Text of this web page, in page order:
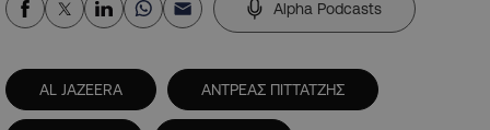
Alpha Podcasts
AL JAZEERA ΑΝΤΡΕΑΣ ΠΙΤΤΑΤΖΗΣ